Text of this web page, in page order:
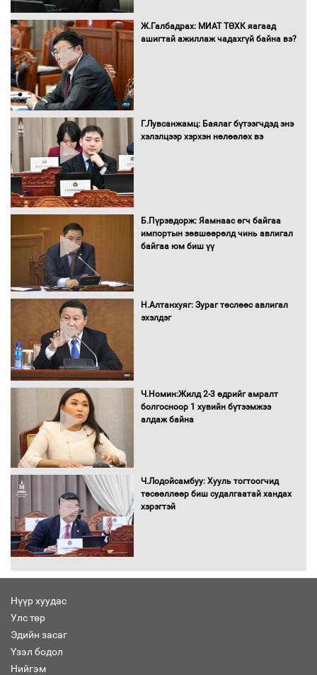
Бүх шатанд хэмнэлтийн горимд
шилжиж, найр наадам, зөвлөгөөн,
орчныг бүрдүүллээ
баримт
Ж.Галбадрах: МИАТ ТӨХК яагаад
ашигтай ажиллаж чадахгүй байна вэ?
Г.Лувсанжамц: Баялаг бүтээгчдэд энэ
хэлэлцээр хэрхэн нөлөөлөх вэ
Б.Пүрэвдорж: Яамнаас өгч байгаа
импортын зөвшөөрөлд чинь авлигал
байгаа юм биш үү
Н.Алтанхуяг: Зураг төслөөс авлигал
эхэлдэг
Ч.Номин:Жилд 2-3 өдрийг амралт
болгосноор 1 хувийн бүтээмжээ
алдаж байна
Ч.Лодойсамбуу: Хууль тогтоогчид
төсөөллөөр биш судалгаатай хандах
хэрэгтэй
Нүүр хуудас
Улс төр
Эдийн засаг
Үзэл бодол
Нийгэм